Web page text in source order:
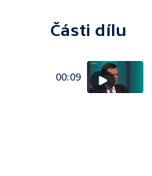
Části dílu
00:09